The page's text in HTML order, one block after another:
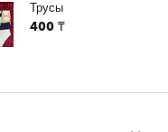
Трусы
400 ₸